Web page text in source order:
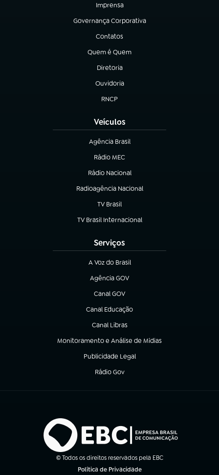
Imprensa
(abre em nova aba)
Governança Corporativa
(abre em nova aba)
Contatos
(abre em nova aba)
Quem é Quem
(abre em nova aba)
Diretoria
(abre em nova aba)
Ouvidoria
(abre em nova aba)
RNCP
(abre em nova aba)
Veículos
Agência Brasil
(abre em nova aba)
Rádio MEC
(abre em nova aba)
Rádio Nacional
Radioagência Nacional
(abre em nova aba)
TV Brasil
(abre em nova aba)
TV Brasil Internacional
(abre em nova aba)
Serviços
A Voz do Brasil
(abre em nova aba)
Agência GOV
(abre em nova aba)
Canal GOV
(abre em nova aba)
Canal Educação
(abre em nova aba)
Canal Libras
(abre em nova aba)
Monitoramento e Análise de Mídias
(abre em nova aba)
Publicidade Legal
(abre em nova aba)
Rádio Gov
(abre em nova aba)
© Todos os direitos reservados pela EBC
Política de Privacidade